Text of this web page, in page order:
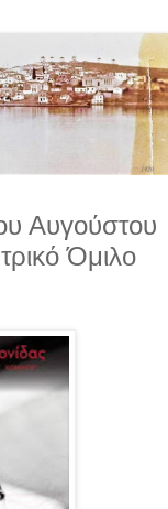
Αυγούστου
Όμιλο